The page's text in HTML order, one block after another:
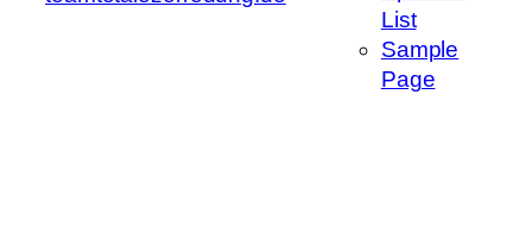
List
Sample
Page